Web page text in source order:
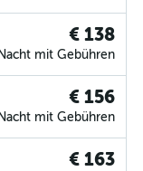
€ 138
mit Gebühren
€ 156
mit Gebühren
€ 163